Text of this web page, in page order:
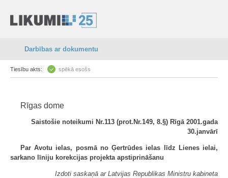
Darbības ar dokumentu
Tiesību akts: spēkā esošs
Rīgas dome
Saistošie noteikumi Nr.113 (prot.Nr.149, 8.§) Rīgā 2001.gada
30.janvārī
Par Avotu ielas, posmā no Ģertrūdes ielas līdz Lienes ielai,
sarkano līniju korekcijas projekta apstiprināšanu
Izdoti saskaņā ar Latvijas Republikas Ministru kabineta